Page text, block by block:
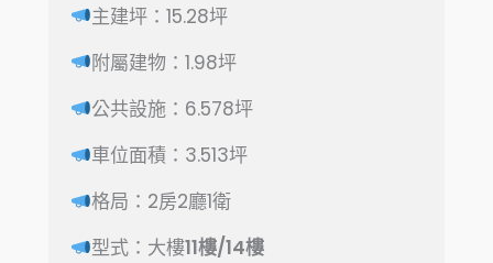
主建坪：15.28坪
附屬建物：1.98坪
公共設施：6.578坪
車位面積：3.513坪
格局：2房2廳1衛
型式：大樓11樓/14樓